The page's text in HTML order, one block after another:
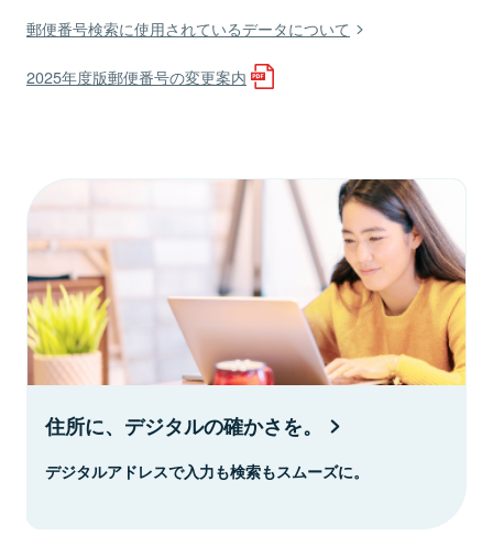
郵便番号検索に使用されているデータについて
2025年度版郵便番号の変更案内
住所に、デジタルの確かさを。
デジタルアドレスで入力も検索もスムーズに。